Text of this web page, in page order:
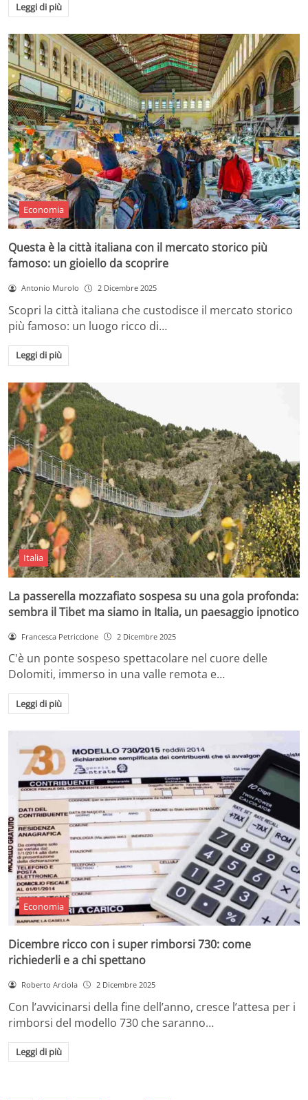
Leggi di più
Economia
Questa è la città italiana con il mercato storico più
famoso: un gioiello da scoprire
Antonio Murolo 2 Dicembre 2025
Scopri la città italiana che custodisce il mercato storico
più famoso: un luogo ricco di…
Leggi di più
Italia
La passerella mozzafiato sospesa su una gola profonda:
sembra il Tibet ma siamo in Italia, un paesaggio ipnotico
Francesca Petriccione 2 Dicembre 2025
C'è un ponte sospeso spettacolare nel cuore delle
Dolomiti, immerso in una valle remota e…
Leggi di più
Economia
Dicembre ricco con i super rimborsi 730: come
richiederli e a chi spettano
Roberto Arciola 2 Dicembre 2025
Con l’avvicinarsi della fine dell’anno, cresce l’attesa per i
rimborsi del modello 730 che saranno…
Leggi di più